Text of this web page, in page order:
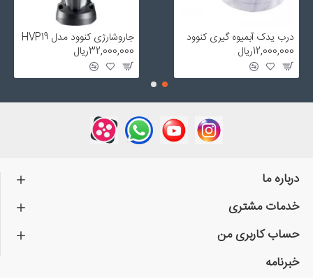
درب یدک آبمیوه گیری کنوود
12,000,000ریال
جاروشارژی کنوود مدل HVP19
32,000,000ریال
درباره ما
خدمات مشتری
حساب کاربری من
خبرنامه